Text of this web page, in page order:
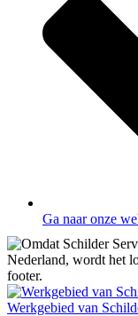
Ga naar onze
Werkgebied van